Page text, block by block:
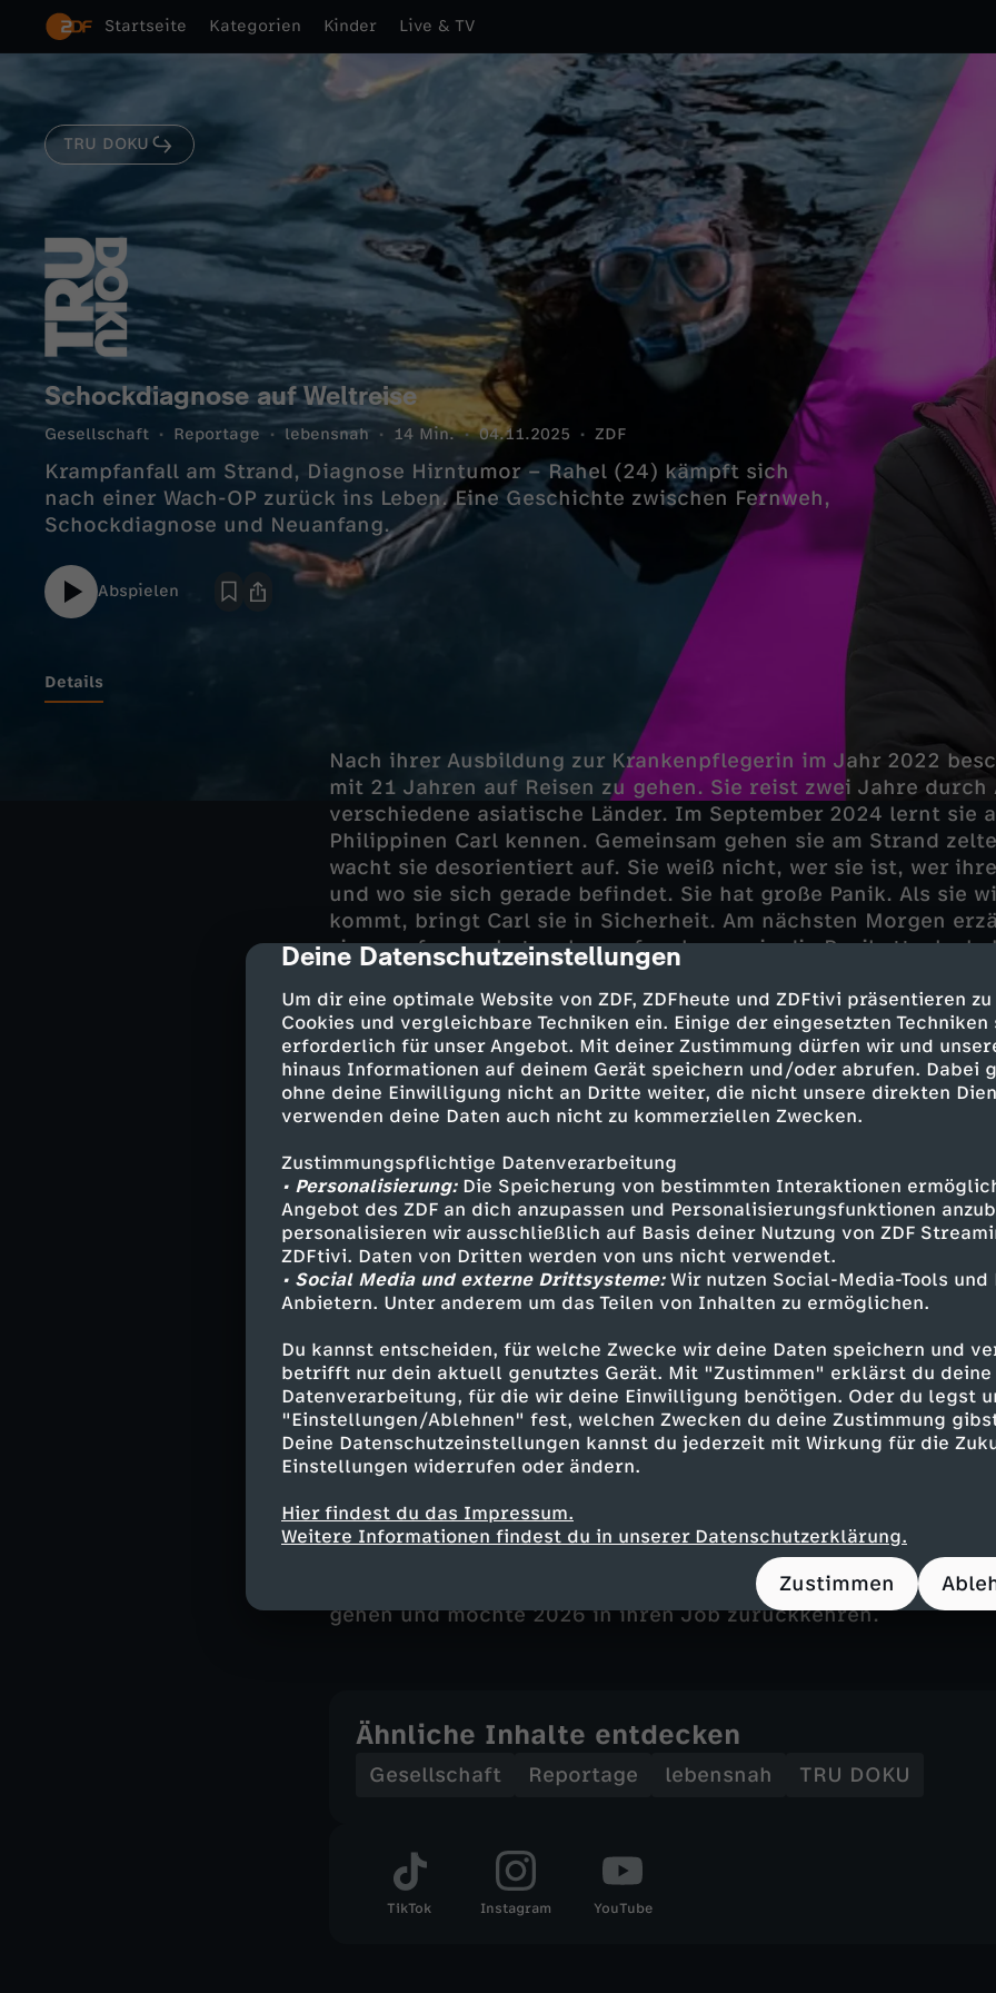
cmp-dialog-description
Deine Datenschutzeinstellungen
Um dir eine optimale Website von ZDF, ZDFheute und ZDFtivi präsentieren
Cookies und vergleichbare Techniken ein. Einige der eingesetzten
erforderlich für unser Angebot. Mit deiner Zustimmung dürfen wir und
hinaus Informationen auf deinem Gerät speichern und/oder abrufen. Dabei
ohne deine Einwilligung nicht an Dritte weiter, die nicht unsere direkten
verwenden deine Daten auch nicht zu kommerziellen Zwecken.
Zustimmungspflichtige Datenverarbeitung
• Personalisierung:Die Speicherung von bestimmten Interaktionen
Angebot des ZDF an dich anzupassen und Personalisierungsfunktionen
personalisieren wir ausschließlich auf Basis deiner Nutzung von ZDF
ZDFtivi. Daten von Dritten werden von uns nicht verwendet.
• Social Media und externe Drittsysteme:Wir nutzen Social-Media-Tools und
Anbietern. Unter anderem um das Teilen von Inhalten zu ermöglichen.
Du kannst entscheiden, für welche Zwecke wir deine Daten speichern und
betrifft nur dein aktuell genutztes Gerät. Mit "Zustimmen" erklärst du deine
Datenverarbeitung, für die wir deine Einwilligung benötigen. Oder du legst
"Einstellungen/Ablehnen" fest, welchen Zwecken du deine Zustimmung
Deine Datenschutzeinstellungen kannst du jederzeit mit Wirkung für die
Einstellungen widerrufen oder ändern.
Hier findest du das Impressum.
Weitere Informationen findest du in unserer Datenschutzerklärung.
Zustimmen
Startseite Kategorien Kinder Live & TV
TRU DOKU
Schockdiagnose auf Weltreise
Gesellschaft Reportage lebensnah 14 Min. 04.11.2025 ZDF
Krampfanfall am Strand, Diagnose Hirntumor – Rahel (24) kämpft sich
nach einer Wach-OP zurück ins Leben. Eine Geschichte zwischen Fernweh,
Schockdiagnose und Neuanfang.
Abspielen
Details
Nach ihrer Ausbildung zur Krankenpflegerin im Jahr 2022
mit 21 Jahren auf Reisen zu gehen. Sie reist zwei Jahre durch
verschiedene asiatische Länder. Im September 2024 lernt sie
Philippinen Carl kennen. Gemeinsam gehen sie am Strand
wacht sie desorientiert auf. Sie weiß nicht, wer sie ist, wer
und wo sie sich gerade befindet. Sie hat große Panik. Als sie
kommt, bringt Carl sie in Sicherheit. Am nächsten Morgen
sie angefangen hat zu krampfen, bevor sie die Panikattacke
Rahel reist nach Manila und lässt sich in verschiedenen
durchchecken. Bei einem MRT entdecken die Ärzte eine
von einer Läsion und raten ihr, zurück nach Deutschland zu
nachfolgenden Untersuchungen wird in Deutschland
Aufgrund der Nähe des Tumors zu ihrem Sprachzentrum wird
OP empfohlen. Die Operation soll sicherstellen, dass nichts
Die OP findet im Oktober 2024 statt. Während der Wachphase
Logikfragen beantworten. Als sie sich irgendwann nicht mehr
ausdrücken kann, wird die Operation beendet. Rahel wird
narkotisiert. Einige Stunden später teilt ihr der leitende Arzt
Operation erfolgreich war. Nach und nach legen sich ihre
sprachlichen Einschränkungen.
Im Frühjahr 2025 möchte Rahel zurück in die
aufgrund ihres Krampfanfalls darf sie zwei Jahre lang nicht in
tätig sein. Ihre aktuellen MRT-Ergebnisse sind positiv und das
Gewebe wurde als gutartig befunden. Sie beschließt, wieder
gehen und möchte 2026 in ihren Job zurückkehren.
Ähnliche Inhalte entdecken
Gesellschaft Reportage lebensnah TRU DOKU
TikTok Instagram YouTube